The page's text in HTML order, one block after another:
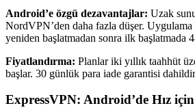
Android’e özgü dezavantajlar: Uzak
NordVPN’den daha fazla düşer.
yeniden başlatmadan sonra ilk başlatmada
Fiyatlandırma: Planlar iki yıllık taahhüt
başlar. 30 günlük para iade garantisi
ExpressVPN: Android’de Hız